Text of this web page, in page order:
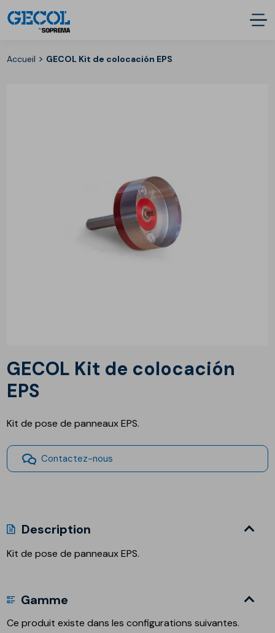
Accueil > GECOL Kit de colocación EPS
GECOL Kit de colocación
EPS
Kit de pose de panneaux EPS.
Contactez-nous
Description
Kit de pose de panneaux EPS.
Gamme
Ce produit existe dans les configurations suivantes.